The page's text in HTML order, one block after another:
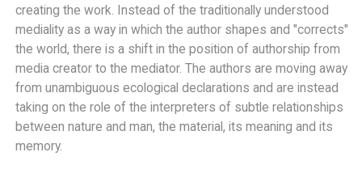
creating the work. Instead of the traditionally understood
mediality as a way in which the author shapes and "corrects"
the world, there is a shift in the position of authorship from
media creator to the mediator. The authors are moving away
from unambiguous ecological declarations and are instead
taking on the role of the interpreters of subtle relationships
between nature and man, the material, its meaning and its
memory.